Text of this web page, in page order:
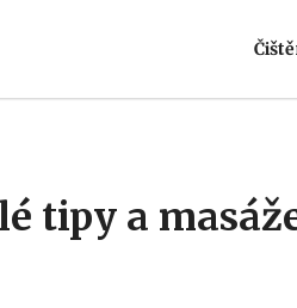
tipy a